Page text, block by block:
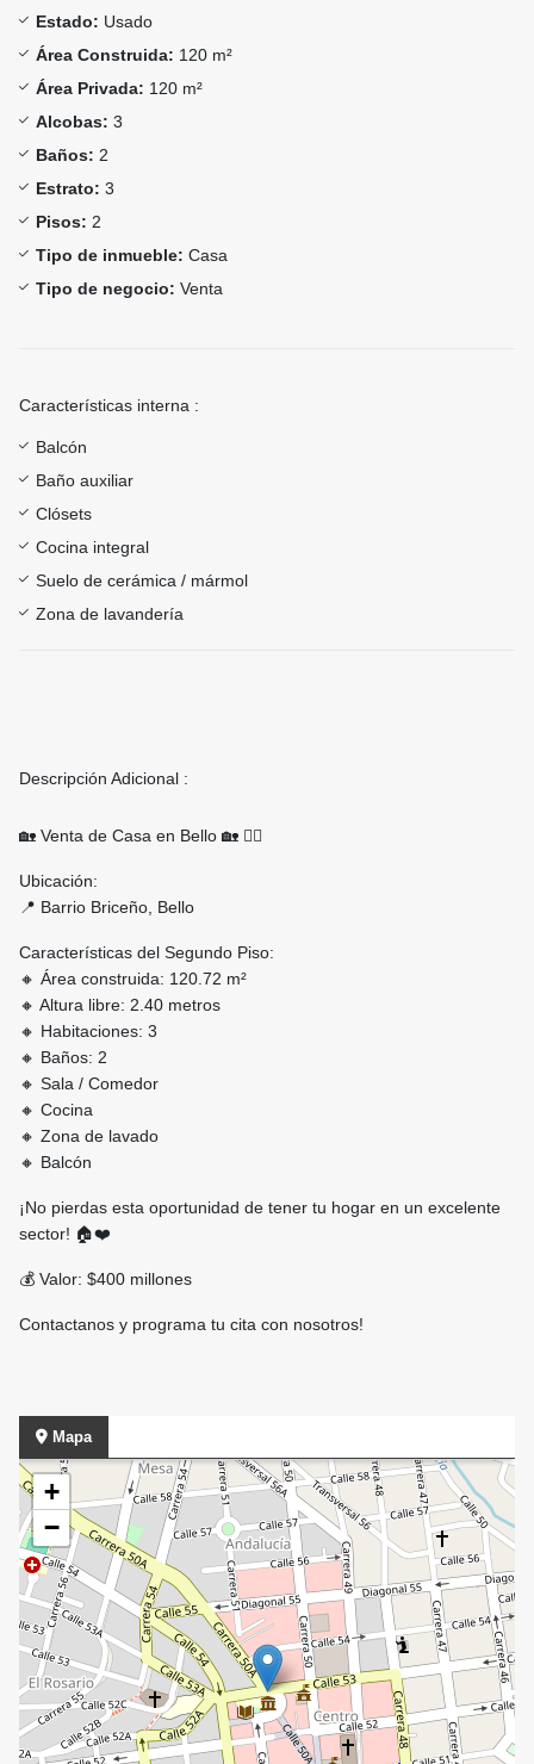
Estado: Usado
Área Construida: 120 m²
Área Privada: 120 m²
Alcobas: 3
Baños: 2
Estrato: 3
Pisos: 2
Tipo de inmueble: Casa
Tipo de negocio: Venta
Características interna :
Balcón
Baño auxiliar
Clósets
Cocina integral
Suelo de cerámica / mármol
Zona de lavandería
Descripción Adicional :
🏡 Venta de Casa en Bello 🏡 ☝🏻
Ubicación:
📍 Barrio Briceño, Bello
Características del Segundo Piso:
🔸 Área construida: 120.72 m²
🔸 Altura libre: 2.40 metros
🔸 Habitaciones: 3
🔸 Baños: 2
🔸 Sala / Comedor
🔸 Cocina
🔸 Zona de lavado
🔸 Balcón
¡No pierdas esta oportunidad de tener tu hogar en un excelente
sector! 🏠❤️
💰 Valor: $400 millones
Contactanos y programa tu cita con nosotros!
Mapa
+
−